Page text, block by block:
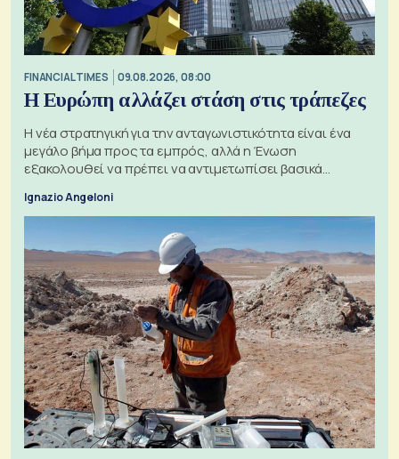
FINANCIAL TIMES 09.08.2026, 08:00
Η Ευρώπη αλλάζει στάση στις τράπεζες
Η νέα στρατηγική για την ανταγωνιστικότητα είναι ένα
μεγάλο βήμα προς τα εμπρός, αλλά η Ένωση
εξακολουθεί να πρέπει να αντιμετωπίσει βασικά
Ignazio Angeloni